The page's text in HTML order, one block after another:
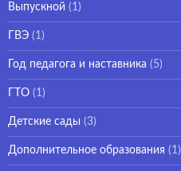
Выпускной (1)
ГВЭ (1)
Год педагога и наставника (5)
ГТО (1)
Детские сады (3)
Дополнительное образования (1)